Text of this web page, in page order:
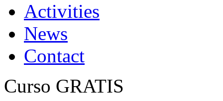
Activities
News
Contact
Curso GRATIS